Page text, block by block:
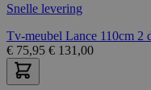
Snelle levering
Tv-meubel Lance 110cm 2
€ 75,95 € 131,00